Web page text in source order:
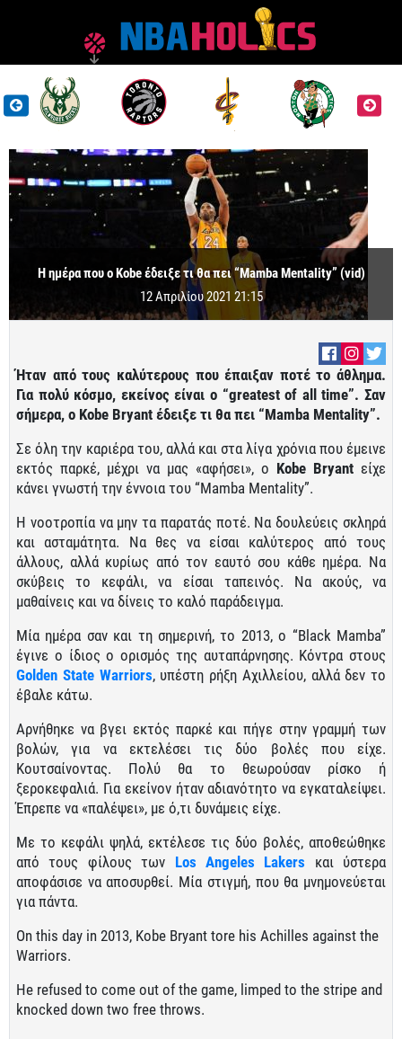
Η ημέρα που ο Kobe έδειξε τι θα πει “Mamba Mentality” (vid)
12 Απριλίου 2021 21:15
Ήταν από τους καλύτερους που έπαιξαν ποτέ το άθλημα.
Για πολύ κόσμο, εκείνος είναι ο “greatest of all time”. Σαν
σήμερα, ο Kobe Bryant έδειξε τι θα πει “Mamba Mentality”.
Σε όλη την καριέρα του, αλλά και στα λίγα χρόνια που έμεινε
εκτός παρκέ, μέχρι να μας «αφήσει», ο Kobe Bryant είχε
κάνει γνωστή την έννοια του “Mamba Mentality”.
Η νοοτροπία να μην τα παρατάς ποτέ. Να δουλεύεις σκληρά
και ασταμάτητα. Να θες να είσαι καλύτερος από τους
άλλους, αλλά κυρίως από τον εαυτό σου κάθε ημέρα. Να
σκύβεις το κεφάλι, να είσαι ταπεινός. Να ακούς, να
μαθαίνεις και να δίνεις το καλό παράδειγμα.
Μία ημέρα σαν και τη σημερινή, το 2013, ο “Black Mamba”
έγινε ο ίδιος ο ορισμός της αυταπάρνησης. Κόντρα στους
Golden State Warriors, υπέστη ρήξη Αχιλλείου, αλλά δεν το
έβαλε κάτω.
Αρνήθηκε να βγει εκτός παρκέ και πήγε στην γραμμή των
βολών, για να εκτελέσει τις δύο βολές που είχε.
Κουτσαίνοντας. Πολύ θα το θεωρούσαν ρίσκο ή
ξεροκεφαλιά. Για εκείνον ήταν αδιανότητο να εγκαταλείψει.
Έπρεπε να «παλέψει», με ό,τι δυνάμεις είχε.
Με το κεφάλι ψηλά, εκτέλεσε τις δύο βολές, αποθεώθηκε
από τους φίλους των Los Angeles Lakers και ύστερα
αποφάσισε να αποσυρθεί. Μία στιγμή, που θα μνημονεύεται
για πάντα.
On this day in 2013, Kobe Bryant tore his Achilles against the
Warriors.⁣
He refused to come out of the game, limped to the stripe and
knocked down two free throws.⁣